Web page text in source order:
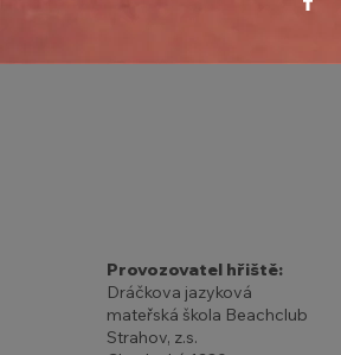
Provozovatel hřiště:
Dráčkova jazyková
mateřská škola Beachclub
Strahov, z.s.